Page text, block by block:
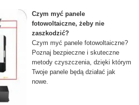
Czym myć panele
fotowoltaiczne, żeby nie
zaszkodzić?
Czym myć panele fotowoltaiczne?
Poznaj bezpieczne i skuteczne
metody czyszczenia, dzięki którym
Twoje panele będą działać jak
nowe.